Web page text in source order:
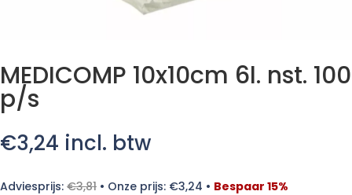
MEDICOMP 10x10cm 6l. nst. 100
p/s
€3,24 incl. btw
Adviesprijs: €3,81 • Onze prijs: €3,24 • Bespaar 15%